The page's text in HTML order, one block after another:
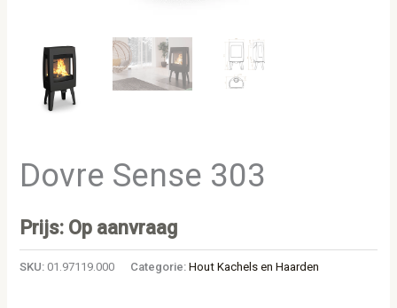
Dovre Sense 303
Prijs: Op aanvraag
SKU:01.97119.000 Categorie:Hout Kachels en Haarden